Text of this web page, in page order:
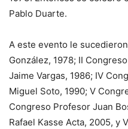
Pablo Duarte.
A este evento le
González, 1978; II
Jaime Vargas, 1986; IV
Miguel Soto, 1990; V
Congreso Profesor Juan
Rafael Kasse Acta, 2005, y